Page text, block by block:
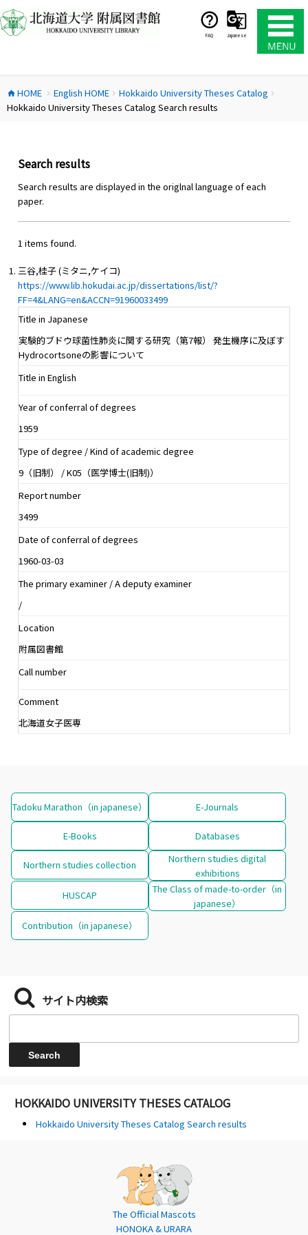
ン
テ
ス
キ
FAQ Japanese
home HOME chevron_right English HOMEchevron_right Hokkaido University Theses Catalog chevron_right
Hokkaido University Theses Catalog Search results
Search results
Search results are displayed in the origlnal language of each
paper.
1 items found.
三谷,桂子 (ミタニ,ケイコ)
https://www.lib.hokudai.ac.jp/dissertations/list/?
FF=4&LANG=en&ACCN=91960033499
Title in Japanese
実験的ブドウ球菌性肺炎に関する研究（第7報） 発生機序に及ぼす
Hydrocortsoneの影響について
Title in English
Year of conferral of degrees
1959
Type of degree / Kind of academic degree
9（旧制） / K05（医学博士(旧制)）
Report number
3499
Date of conferral of degrees
1960-03-03
The primary examiner / A deputy examiner
/
Location
附属図書館
Call number
Comment
北海道女子医専
Tadoku Marathon（in japanese） E-Journals
E-Books Databases
Northern studies collection
Northern studies digital
exhibitions
HUSCAP
The Class of made-to-order（in
japanese）
Contribution（in japanese）
サイト内検索
HOKKAIDO UNIVERSITY THESES CATALOG
Hokkaido University Theses Catalog Search results
The Official Mascots
HONOKA & URARA